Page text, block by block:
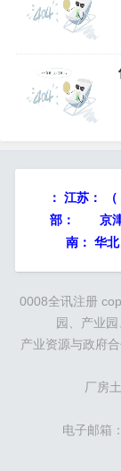
： 江苏：
部：
京
南： 华
0008全讯注册
园、产业
产业资源与政府
厂房
电子邮箱